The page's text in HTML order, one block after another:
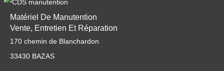
Matériel De Manutention
Vente, Entretien Et Réparation
170 chemin de Blanchardon
33430 BAZAS